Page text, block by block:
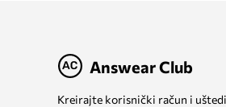
Answear Club
Kreirajte korisnički račun i